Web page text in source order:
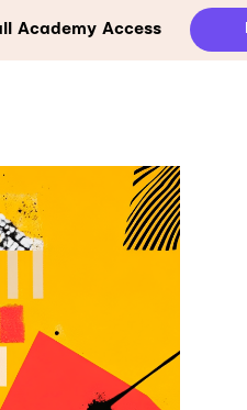
Academy Access